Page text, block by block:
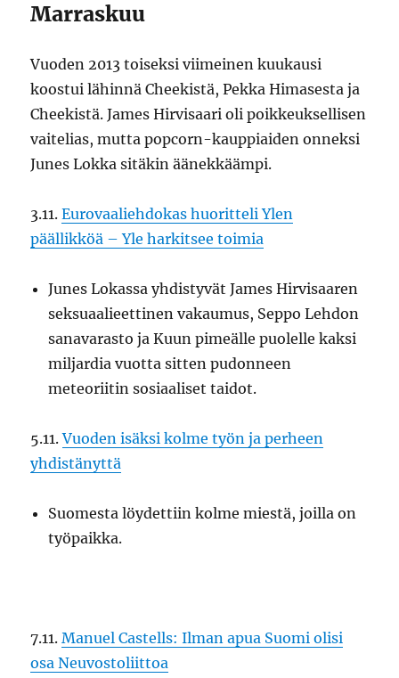
Marraskuu
Vuoden 2013 toiseksi viimeinen kuukausi
koostui lähinnä Cheekistä, Pekka Himasesta ja
Cheekistä. James Hirvisaari oli poikkeuksellisen
vaitelias, mutta popcorn-kauppiaiden onneksi
Junes Lokka sitäkin äänekkäämpi.
3.11.Eurovaaliehdokas huoritteli Ylen
päällikköä – Yle harkitsee toimia
Junes Lokassa yhdistyvät James Hirvisaaren
seksuaalieettinen vakaumus, Seppo Lehdon
sanavarasto ja Kuun pimeälle puolelle kaksi
miljardia vuotta sitten pudonneen
meteoriitin sosiaaliset taidot.
5.11.Vuoden isäksi kolme työn ja perheen
yhdistänyttä
Suomesta löydettiin kolme miestä, joilla on
työpaikka.
7.11.Manuel Castells: Ilman apua Suomi olisi
osa Neuvostoliittoa